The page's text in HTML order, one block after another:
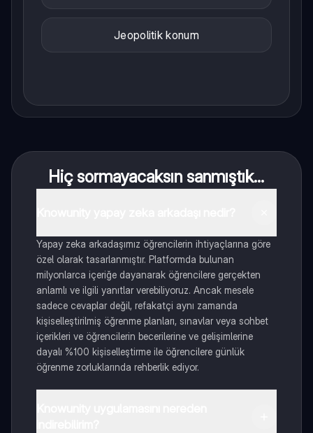
Jeopolitik konum
Hiç sormayacaksın sanmıştık...
Yapay zeka arkadaşımız öğrencilerin ihtiyaçlarına göre
özel olarak tasarlanmıştır. Platformda bulunan
milyonlarca içeriğe dayanarak öğrencilere gerçekten
anlamlı ve ilgili yanıtlar verebiliyoruz. Ancak mesele
sadece cevaplar değil, refakatçi aynı zamanda
kişiselleştirilmiş öğrenme planları, sınavlar veya sohbet
içerikleri ve öğrencilerin becerilerine ve gelişimlerine
dayalı %100 kişiselleştirme ile öğrencilere günlük
öğrenme zorluklarında rehberlik ediyor.